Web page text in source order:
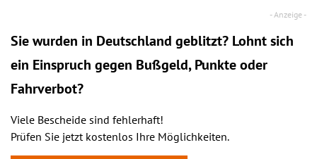
Sie wurden in Deutschland geblitzt? Lohnt sich
ein Einspruch gegen Bußgeld, Punkte oder
Fahrverbot?
Viele Bescheide sind fehlerhaft!
Prüfen Sie jetzt kostenlos Ihre Möglichkeiten.